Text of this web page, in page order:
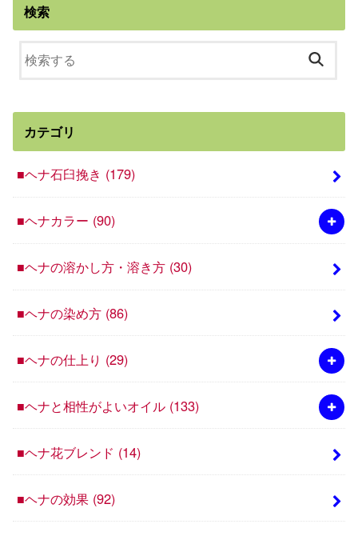
検索
カテゴリ
■ヘナ石臼挽き (179)
■ヘナカラー (90)
■ヘナの溶かし方・溶き方 (30)
■ヘナの染め方 (86)
■ヘナの仕上り (29)
■ヘナと相性がよいオイル (133)
■ヘナ花ブレンド (14)
■ヘナの効果 (92)